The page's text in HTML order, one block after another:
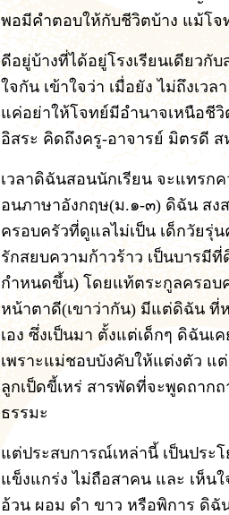
พอมีคำตอบให้กับชีวิตบ้าง แม้โ
ดีอยู่บ้างที่ได้อยู่โรงเรียนเดียวกั
ใจกัน เข้าใจว่า เมื่อยัง ไม่ถึงเว
แค่อย่าให้โจทย์มีอำนาจเหนือชี
อิสระ คิดถึงครู-อาจารย์ มิตรดี
เวลาดิฉันสอนนักเรียน จะแทรก
อนภาษาอังกฤษ(ม.๑-๓) ดิฉัน สง
ครอบครัวที่ดูแลไม่เป็น เด็กวัยรุ่
รักสยบความก้าวร้าว เป็นบารมี
กำหนดขึ้น) โดยแท้ตระกูลครอ
หน้าตาดี(เขาว่ากัน) มีแต่ดิฉัน ที่
เอง ซึ่งเป็นมา ตั้งแต่เด็กๆ ดิฉันเ
เพราะแม่ชอบบังคับให้แต่งตัว แ
ลูกเป็ดขี้เหร่ สารพัดที่จะพูดถากถ
ธรรมะ
แต่ประสบการณ์เหล่านี้ เป็นประ
แข็งแกร่ง ไม่ถือสาคน และ เห็น
อ้วน ผอม ดำ ขาว หรือพิการ ดิฉั